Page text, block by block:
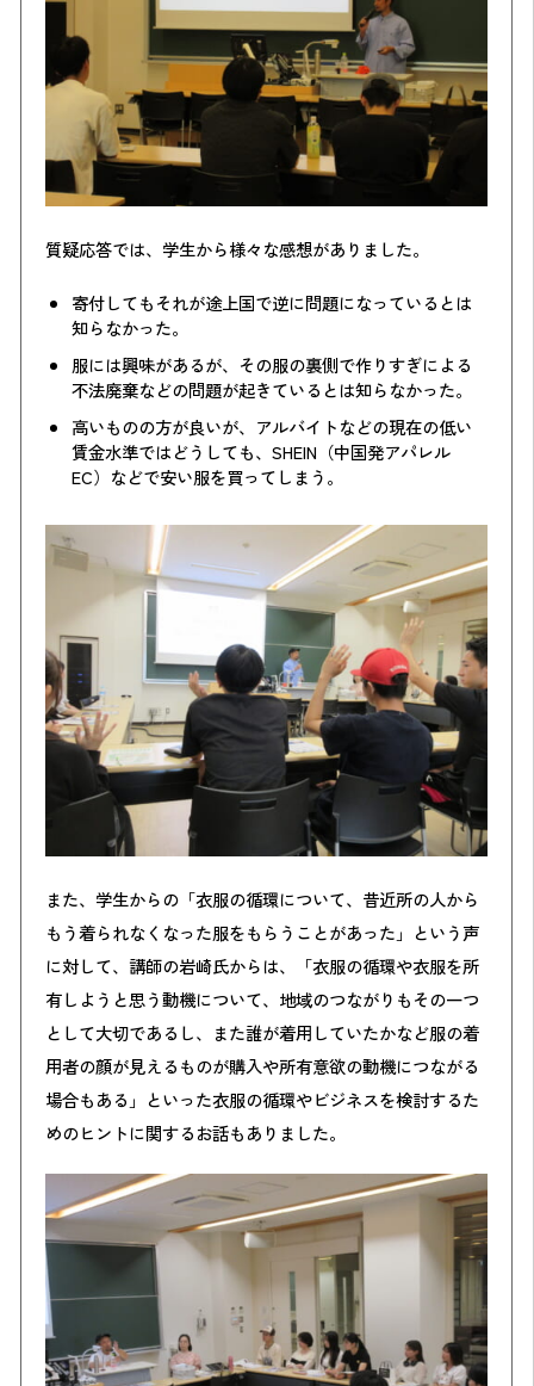
質疑応答では、学生から様々な感想がありました。
寄付してもそれが途上国で逆に問題になっているとは
知らなかった。
服には興味があるが、その服の裏側で作りすぎによる
不法廃棄などの問題が起きているとは知らなかった。
高いものの方が良いが、アルバイトなどの現在の低い
賃金水準ではどうしても、SHEIN（中国発アパレル
EC）などで安い服を買ってしまう。
また、学生からの「衣服の循環について、昔近所の人から
もう着られなくなった服をもらうことがあった」という声
に対して、講師の岩崎氏からは、「衣服の循環や衣服を所
有しようと思う動機について、地域のつながりもその一つ
として大切であるし、また誰が着用していたかなど服の着
用者の顔が見えるものが購入や所有意欲の動機につながる
場合もある」といった衣服の循環やビジネスを検討するた
めのヒントに関するお話もありました。